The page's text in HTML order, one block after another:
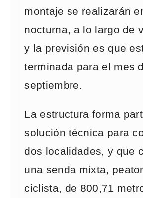
montaje se realizarán
nocturna, a lo largo de
y la previsión es que
terminada para el mes
septiembre.
La estructura forma
solución técnica para
dos localidades, y que
una senda mixta,
ciclista, de 800,71